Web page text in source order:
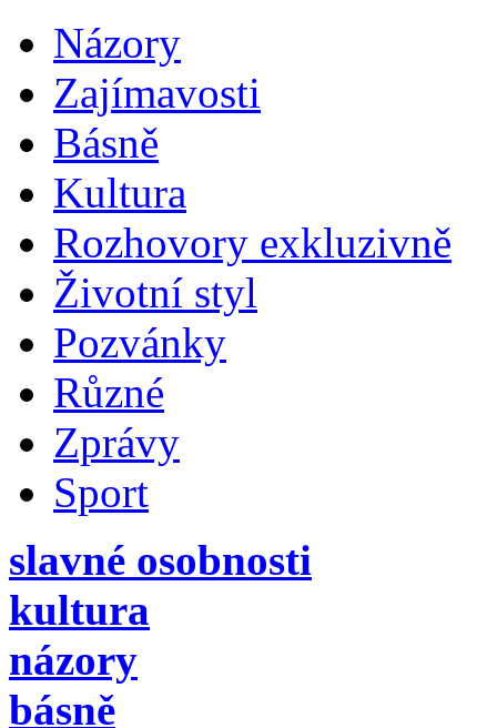
Názory
Zajímavosti
Básně
Kultura
Rozhovory exkluzivně
Životní styl
Pozvánky
Různé
Zprávy
Sport
slavné osobnosti
kultura
názory
básně